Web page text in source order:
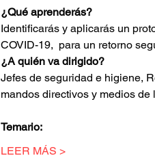
¿Qué aprenderás?
Identificarás y aplicarás un
COVID-19,  para un retorno
¿A quién va dirigido?
Jefes de seguridad e higiene,
mandos directivos y medios de
Temario:
LEER MÁS >